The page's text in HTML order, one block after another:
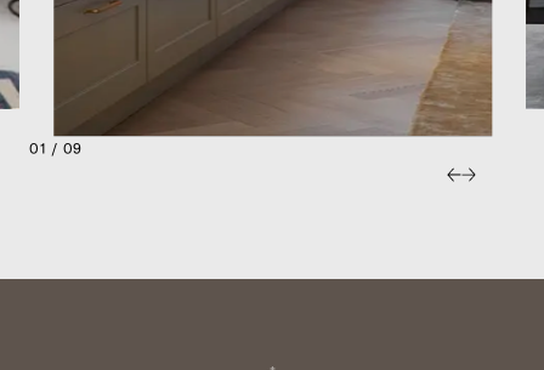
01 / 09